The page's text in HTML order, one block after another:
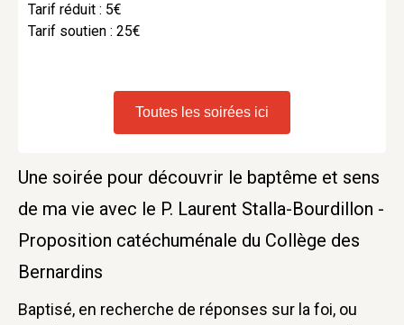
Tarif réduit : 5€
Tarif soutien : 25€
Toutes les soirées ici
Une soirée pour découvrir le baptême et sens
de ma vie avec le P. Laurent Stalla-Bourdillon -
Proposition catéchuménale du Collège des
Bernardins
Baptisé, en recherche de réponses sur la foi, ou